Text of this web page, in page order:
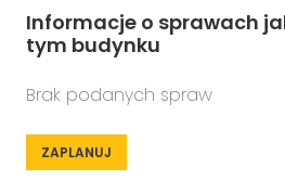
Informacje o sprawach
tym budynku
Brak podanych spraw
ZAPLANUJ